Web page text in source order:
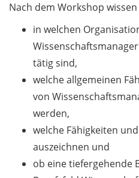
Online talk series of the
GPN network: Career
Perspectives – Science
Communication as a Field
of Work (8 July 2026)
Open Science Summer
School from 7-15 Sept 2026
iF Summer School 2026
from 13-18 Sept 2026
Nach dem Workshop
in welchen
tätig sind,
welche allgemeinen
von
werden,
welche Fähigkeiten
auszeichnen und
ob eine tiefergehende